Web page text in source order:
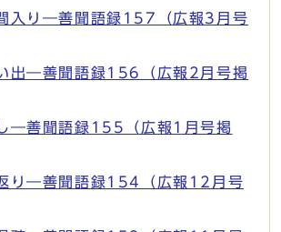
入り―善聞語録157（広報3月号
出―善聞語録156（広報2月号掲
―善聞語録155（広報1月号掲
り―善聞語録154（広報12月号